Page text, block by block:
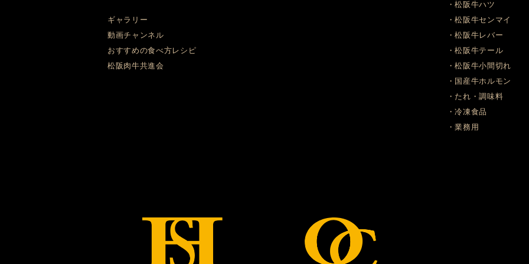
ギャラリー
動画チャンネル
おすすめの食べ方レシピ
松阪肉牛共進会
・松阪牛ハツ
・松阪牛センマイ
・松阪牛レバー
・松阪牛テール
・松阪牛小間切れ
・国産牛ホルモン
・たれ・調味料
・冷凍食品
・業務用